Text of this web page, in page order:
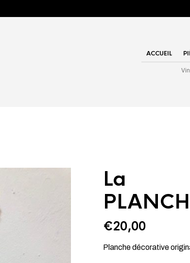
ACCUEIL
La
€20,00
Planche décorative